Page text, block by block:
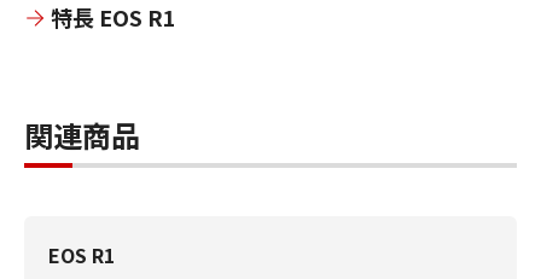
特長 EOS R1
関連商品
EOS R1